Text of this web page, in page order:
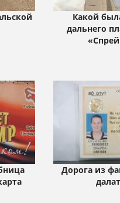
Какой
дальнего
Дорога из
далат